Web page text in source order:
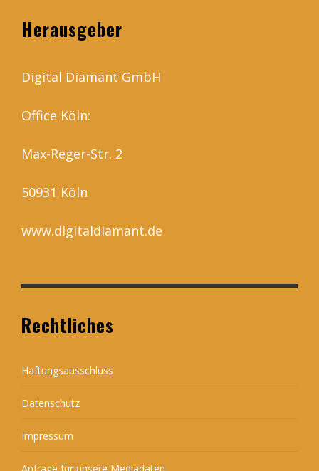
Herausgeber
Digital Diamant GmbH
Office Köln:
Max-Reger-Str. 2
50931 Köln
www.digitaldiamant.de
Rechtliches
Haftungsausschluss
Datenschutz
Impressum